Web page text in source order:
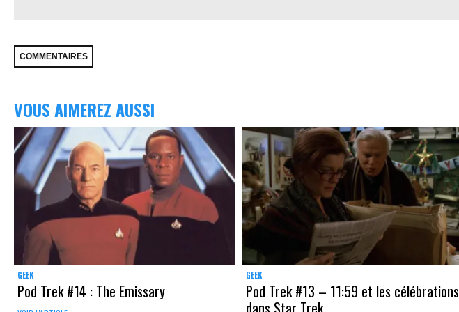
VOUS AIMEREZ AUSSI
GEEK
Pod Trek #14 : The Emissary
GEEK
Pod Trek #13 – 11:59 et les célébrations
dans Star Trek